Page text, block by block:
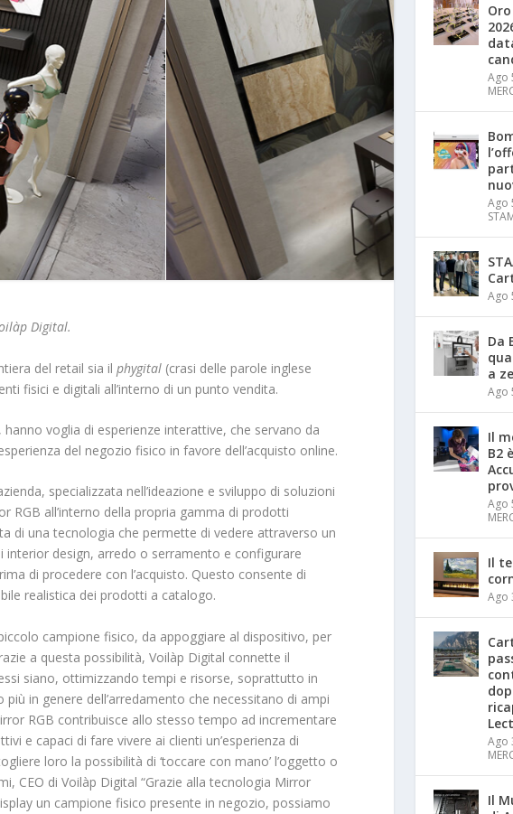
Digital.
del retail sia il phygital(crasi delle parole inglese
fisici e digitali all’interno di un punto vendita.
voglia di esperienze interattive, che servano da
del negozio fisico in favore dell’acquisto online.
specializzata nell’ideazione e sviluppo di soluzioni
all’interno della propria gamma di prodotti
di una tecnologia che permette di vedere attraverso un
interior design, arredo o serramento e configurare
di procedere con l’acquisto. Questo consente di
realistica dei prodotti a catalogo.
campione fisico, da appoggiare al dispositivo, per
a questa possibilità, Voilàp Digital connette il
siano, ottimizzando tempi e risorse, soprattutto in
in genere dell’arredamento che necessitano di ampi
RGB contribuisce allo stesso tempo ad incrementare
e capaci di fare vivere ai clienti un’esperienza di
loro la possibilità di ‘toccare con mano’ l’oggetto o
CEO di Voilàp Digital “Grazie alla tecnologia Mirror
un campione fisico presente in negozio, possiamo
Ago
Ago
Ago
Da
a
Ago
Il
B2
Ago
Il
Ago
Ago
Il